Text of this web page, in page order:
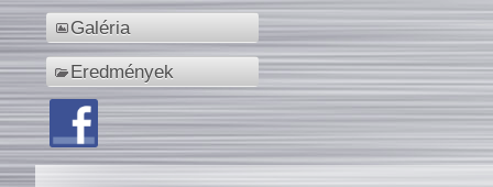
Galéria
Eredmények